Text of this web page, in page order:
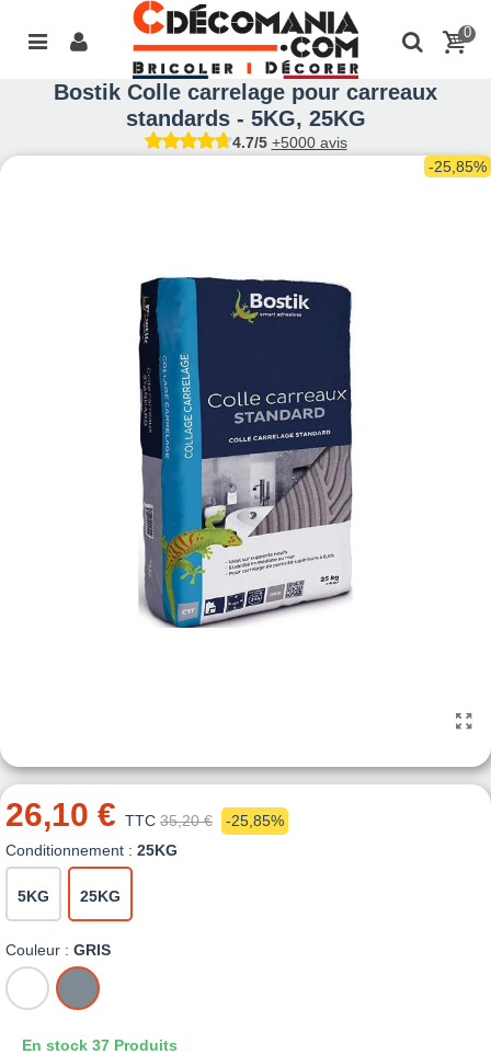
0
Bostik Colle carrelage pour carreaux
standards - 5KG, 25KG
4.7/5 +5000 avis
-25,85%
26,10 € TTC 35,20 €
-25,85%
Conditionnement : 25KG
5KG 25KG
Couleur : GRIS
BLANCGRIS
En stock 37 Produits